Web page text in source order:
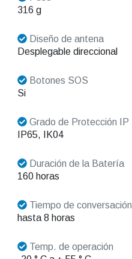
316 g
Diseño de antena
Desplegable direccional
Botones SOS
Si
Grado de Protección IP
IP65, IK04
Duración de la Batería
160 horas
Tiempo de conversación
hasta 8 horas
Temp. de operación